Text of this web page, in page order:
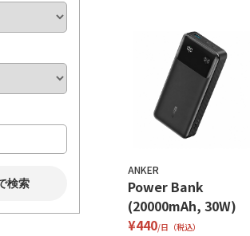
ANKER
Power Bank
(20000mAh, 30W)
¥440/日（税込）